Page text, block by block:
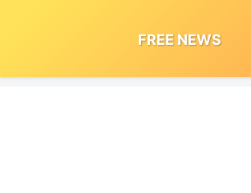
FREE NEWS